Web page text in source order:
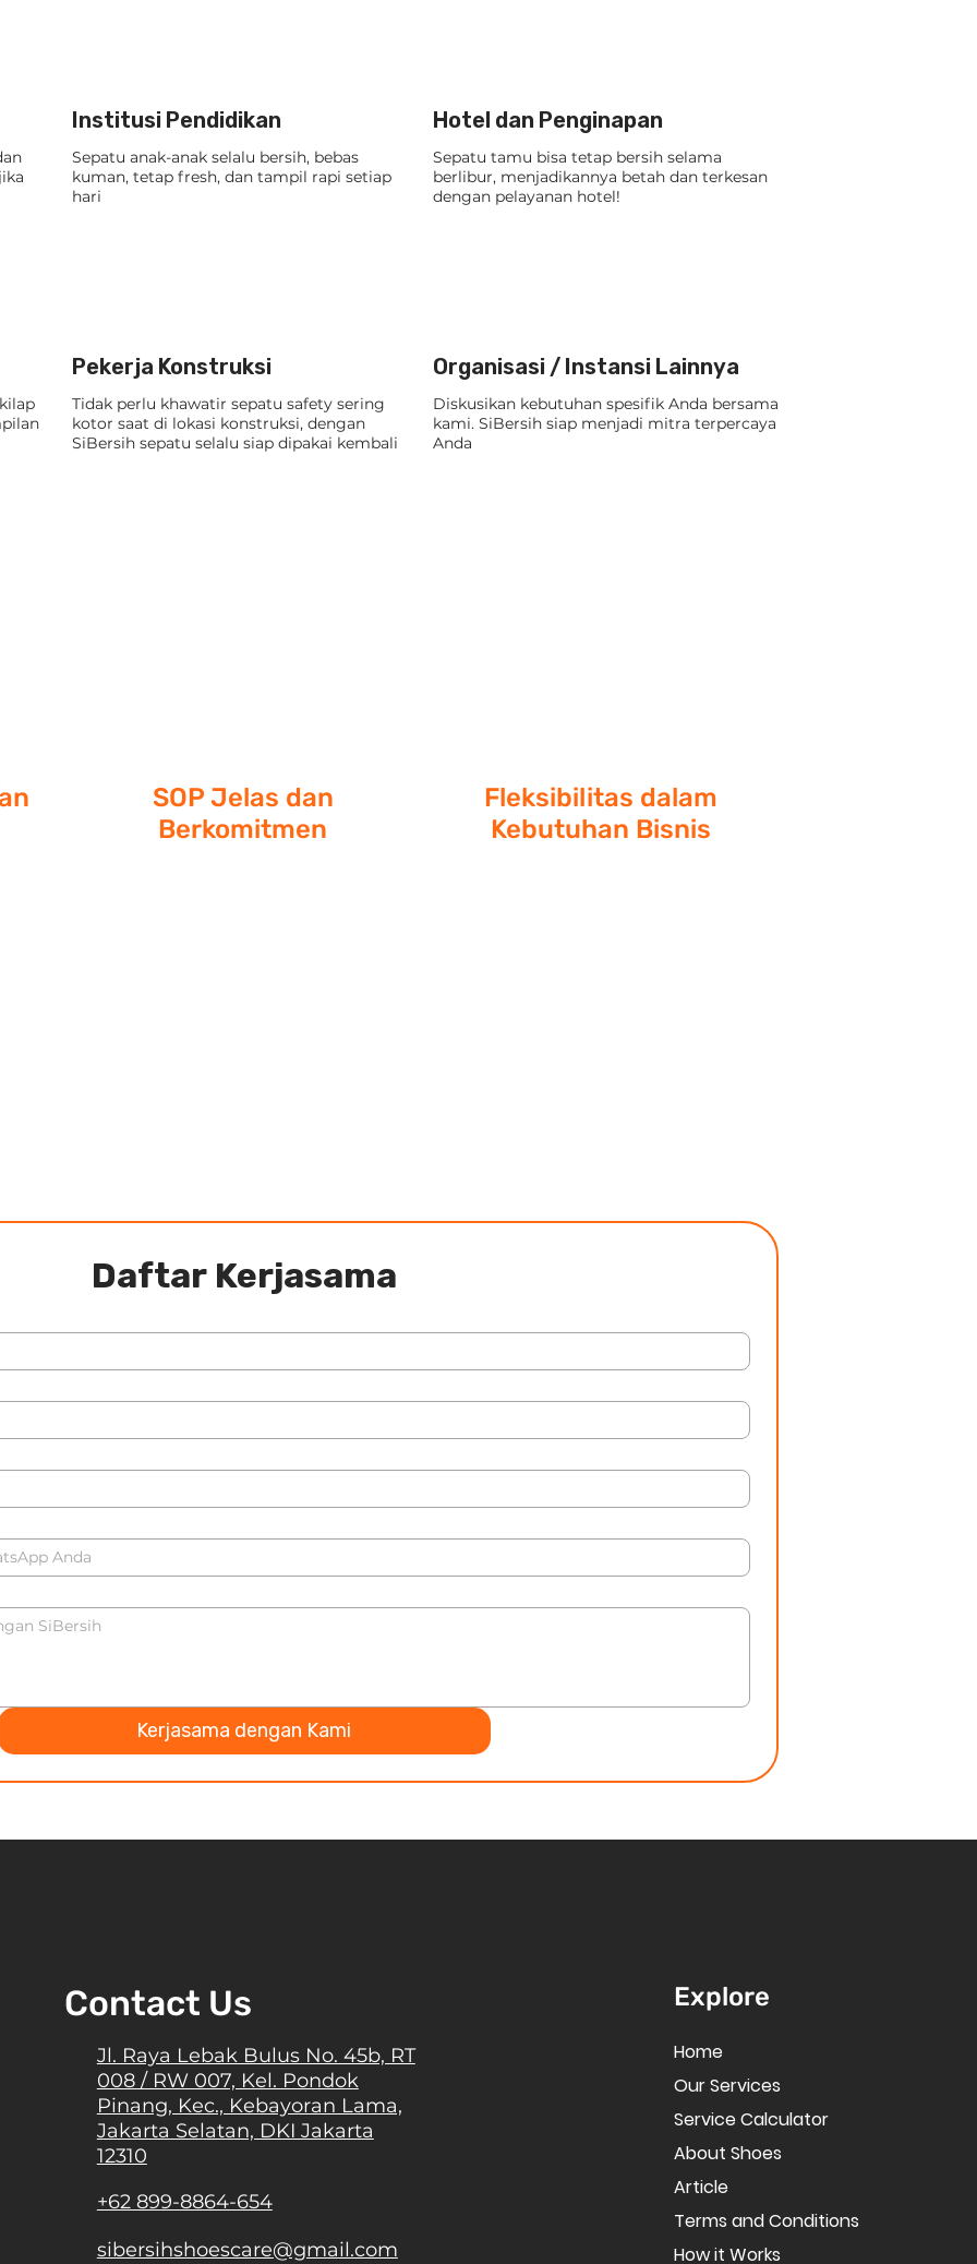
Institusi Pendidikan
Sepatu anak-anak selalu bersih, bebas
kuman, tetap fresh, dan tampil rapi setiap
hari
Pekerja Konstruksi
Tidak perlu khawatir sepatu safety sering
kotor saat di lokasi konstruksi, dengan
SiBersih sepatu selalu siap dipakai kembali
Hotel dan Penginapan
Sepatu tamu bisa tetap bersih selama
berlibur, menjadikannya betah dan terkesan
dengan pelayanan hotel!
Organisasi / Instansi Lainnya
Diskusikan kebutuhan spesifik Anda bersama
kami. SiBersih siap menjadi mitra terpercaya
Anda
SOP Jelas dan
Berkomitmen
Fleksibilitas dalam
Kebutuhan Bisnis
Daftar Kerjasama
Kerjasama dengan Kami
Contact Us
Jl. Raya Lebak Bulus No. 45b, RT
008 / RW 007, Kel. Pondok
Pinang, Kec., Kebayoran Lama,
Jakarta Selatan, DKI Jakarta
12310
+62 899-8864-654
sibersihshoescare@gmail.com
Explore
Home
Our Services
Service Calculator
About Shoes
Article
Terms and Conditions
How it Works